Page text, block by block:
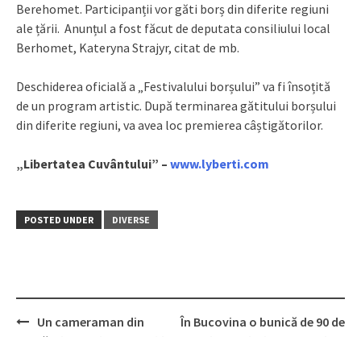
Berehomet. Participanții vor găti borș din diferite regiuni
ale țării. Anunțul a fost făcut de deputata consiliului local
Berhomet, Kateryna Strajyr, citat de mb.
Deschiderea oficială a „Festivalului borșului” va fi însoțită
de un program artistic. După terminarea gătitului borșului
din diferite regiuni, va avea loc premierea câștigătorilor.
„Libertatea Cuvântului” – www.lyberti.com
POSTED UNDER DIVERSE
Un cameraman din
În Bucovina o bunică de 90 de